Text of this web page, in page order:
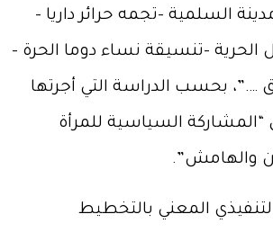
السلمية –تجمه حرائر داريا –
الحرية –تنسيقة نساء دوما الحرة –
بحسب الدراسة التي أجرتها
السياسية للمرأة
والهامش”.
المعني بالتخطيط